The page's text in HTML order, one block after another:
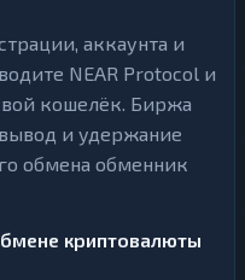
аккаунта и
NEAR Protocol и
кошелёк. Биржа
и удержание
обмена обменник
криптовалюты